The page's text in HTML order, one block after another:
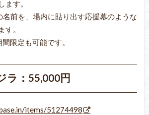
ます。
名前を、場内に貼り出す応援幕のような
す。
限定も可能です。
ラ：55,000円
items/51274498